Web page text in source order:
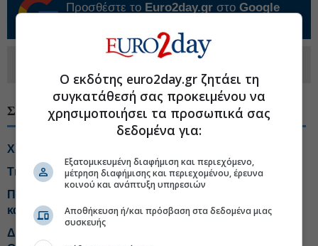
Προσθέστε το Euro2day.gr στο Google
Ακολουθήστε τη σελίδα του
Linkedin
ΣΧΕΤΙΚΑ ΘΕΜΑΤΑ
Χρηματιστήριο: Διχασμός σε blue chips και τράπεζες
Τι αλλάζει το χωροταξικό στις τουριστικές επενδύσεις
Πληθωρισμός 3,4% με ανατιμήσεις-φωτιά σε βενζίνη
και πετρέλαιο κίνησης
ΔΕΗ: Νέο deal για ΑΠΕ άνω των 2 GW σε Πολωνία και
Ο εκδότης euro2day.gr ζητάει τη
συγκατάθεσή σας προκειμένου να
χρησιμοποιήσει τα προσωπικά σας
δεδομένα για:
Εξατομικευμένη διαφήμιση και περιεχόμενο,
μέτρηση διαφήμισης και περιεχομένου, έρευνα
κοινού και ανάπτυξη υπηρεσιών
Αποθήκευση ή/και πρόσβαση στα δεδομένα μιας
συσκευής